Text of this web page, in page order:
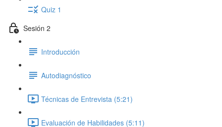
Quiz 1
Sesión 2
Introducción
Autodiagnóstico
Técnicas de Entrevista (5:21)
Evaluación de Habilidades (5:11)